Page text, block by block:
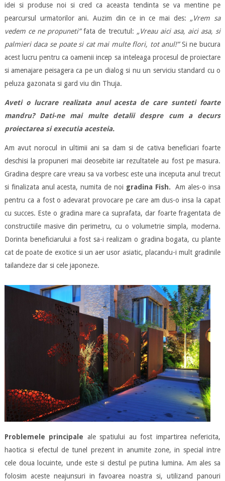
idei si produse noi si cred ca aceasta tendinta se va mentine pe
pearcursul urmatorilor ani. Auzim din ce in ce mai des: „Vrem sa
vedem ce ne propuneti”fata de trecutul: „Vreau aici asa, aici asa, si
palmieri daca se poate si cat mai multe flori, tot anul!”Si ne bucura
acest lucru pentru ca oamenii incep sa inteleaga procesul de proiectare
si amenajare peisagera ca pe un dialog si nu un serviciu standard cu o
peluza gazonata si gard viu din Thuja.
Aveti o lucrare realizata anul acesta de care sunteti foarte
mandru? Dati-ne mai multe detalii despre cum a decurs
proiectarea si executia acesteia.
Am avut norocul in ultimii ani sa dam si de cativa beneficiari foarte
deschisi la propuneri mai deosebite iar rezultatele au fost pe masura.
Gradina despre care vreau sa va vorbesc este una inceputa anul trecut
si finalizata anul acesta, numita de noi gradina Fish. Am ales-o insa
pentru ca a fost o adevarat provocare pe care am dus-o insa la capat
cu succes. Este o gradina mare ca suprafata, dar foarte fragentata de
constructiile masive din perimetru, cu o volumetrie simpla, moderna.
Dorinta beneficiarului a fost sa-i realizam o gradina bogata, cu plante
cat de poate de exotice si un aer usor asiatic, placandu-i mult gradinile
tailandeze dar si cele japoneze.
Problemele principale ale spatiului au fost impartirea nefericita,
haotica si efectul de tunel prezent in anumite zone, in special intre
cele doua locuinte, unde este si destul pe putina lumina. Am ales sa
folosim aceste neajunsuri in favoarea noastra si, utilizand panouri